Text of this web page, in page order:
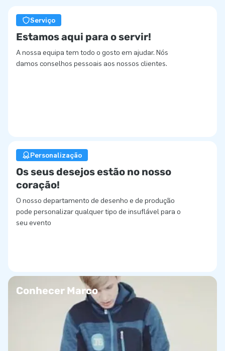
Serviço
Estamos aqui para o servir!
A nossa equipa tem todo o gosto em ajudar. Nós
damos conselhos pessoais aos nossos clientes.
Personalização
Os seus desejos estão no nosso
coração!
O nosso departamento de desenho e de produção
pode personalizar qualquer tipo de insuflável para o
seu evento
Conhecer Marco